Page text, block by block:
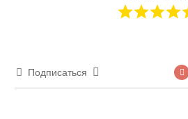
Подписаться